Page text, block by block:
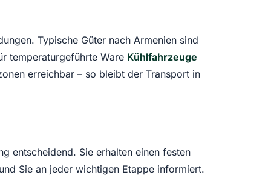
Typische Güter nach Armenien sind
temperaturgeführte Ware Kühlfahrzeuge
erreichbar – so bleibt der Transport in
entscheidend. Sie erhalten einen festen
Sie an jeder wichtigen Etappe informiert.